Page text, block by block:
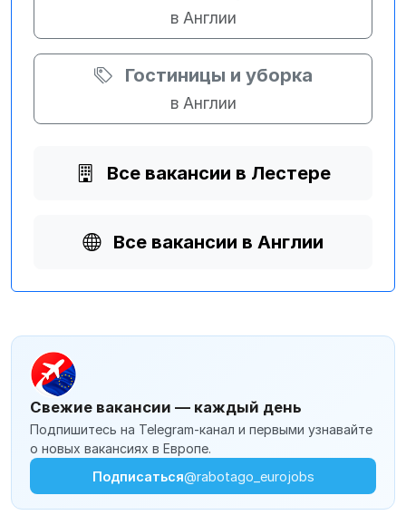
в Англии
Гостиницы и уборка
в Англии
Все вакансии в Лестере
Все вакансии в Англии
Свежие вакансии — каждый день
Подпишитесь на Telegram-канал и первыми узнавайте
о новых вакансиях в Европе.
Подписаться@rabotago_eurojobs